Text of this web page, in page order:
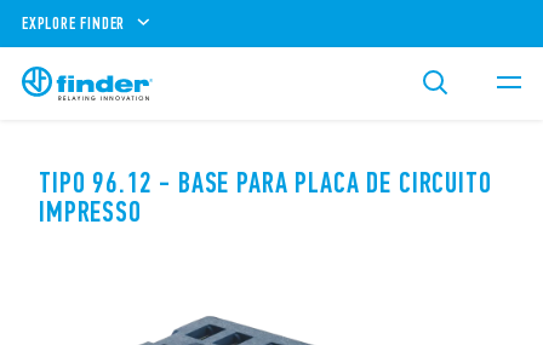
EXPLORE FINDER
TIPO 96.12 - BASE PARA PLACA DE CIRCUITO
IMPRESSO